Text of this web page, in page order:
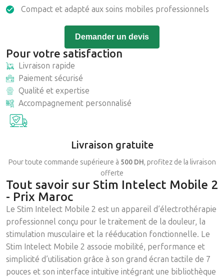
Compact et adapté aux soins mobiles professionnels
Demander un devis
Pour votre satisfaction
Livraison rapide
Paiement sécurisé
Qualité et expertise
Accompagnement personnalisé
Livraison gratuite
Pour toute commande supérieure à 500 DH, profitez de la livraison
offerte
Tout savoir sur Stim Intelect Mobile 2
- Prix Maroc
Le Stim Intelect Mobile 2 est un appareil d’électrothérapie
professionnel conçu pour le traitement de la douleur, la
stimulation musculaire et la rééducation fonctionnelle. Le
Stim Intelect Mobile 2 associe mobilité, performance et
simplicité d’utilisation grâce à son grand écran tactile de 7
pouces et son interface intuitive intégrant une bibliothèque